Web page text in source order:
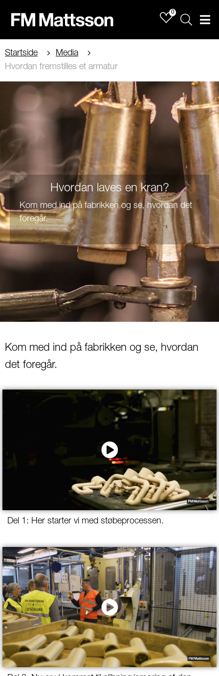
0
Sök
Startside
Media
Hvordan fremstilles et armatur
Hvordan laves en kran?
Kom med ind på fabrikken og se, hvordan det
foregår.
Kom med ind på fabrikken og se, hvordan
det foregår.
Del 1: Her starter vi med støbeprocessen.